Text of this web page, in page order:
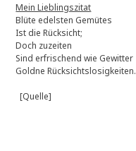
Mein Lieblingszitat
Blüte edelsten Gemütes
Ist die Rücksicht;
Doch zuzeiten
Sind erfrischend wie Gewitter
Goldne Rücksichtslosigkeiten.
[Quelle]